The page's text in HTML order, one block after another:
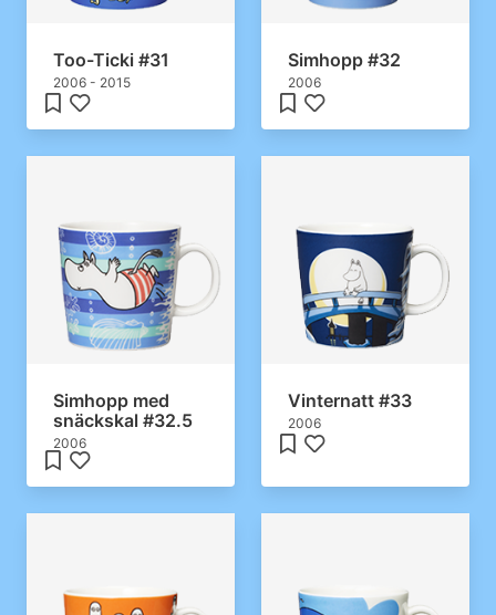
Too-Ticki #31
2006 - 2015
Simhopp #32
2006
Simhopp med
snäckskal #32.5
2006
Vinternatt #33
2006